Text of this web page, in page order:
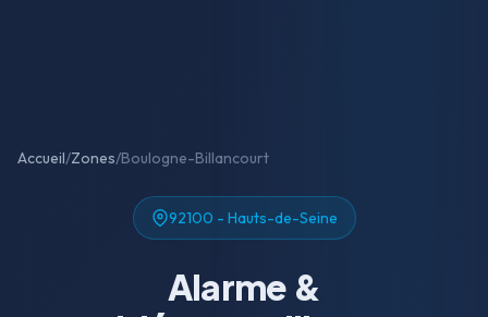
Accueil/Zones/Boulogne-Billancourt
92100 - Hauts-de-Seine
Alarme &